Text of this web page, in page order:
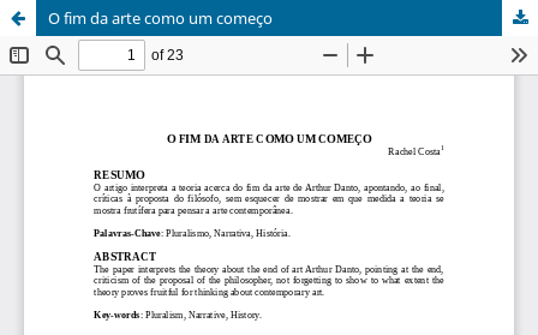
O fim da arte como um começo